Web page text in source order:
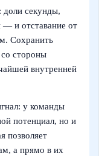
доли секунды,
и отставание от
Сохранить
стороны
внутренней
у команды
потенциал, но и
позволяет
а прямо в их